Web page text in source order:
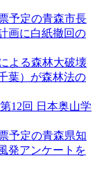
予定の青森市長
画に白紙撤回の
よる森林大破壊
葉）が森林法の
12回 日本奥山学
予定の青森県知
発アンケートを